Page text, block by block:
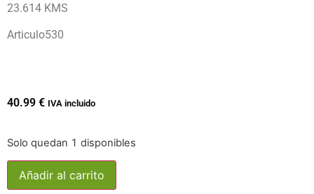
23.614 KMS
Articulo530
40.99 € IVA incluido
Solo quedan 1 disponibles
Añadir al carrito